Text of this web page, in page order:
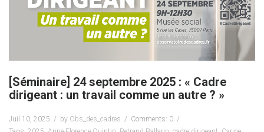
[Séminaire] 24 septembre 2025 : « Cadre
dirigeant : un travail comme un autre ? »
Juil 10, 2025 by Obs_des_cadres
Comments: 0